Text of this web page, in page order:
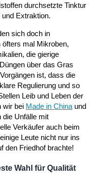
durchsetzte Tinktur
Extraktion.
sich doch in
mal Mikroben,
die gierige
über das Gras
ist, dass die
Regulierung und so
Leib und Leben der
wir bei Made in China und
die Unfälle mit
Verkäufer auch beim
Leute nicht nur ins
den Friedhof brachte!
Wahl für Qualität